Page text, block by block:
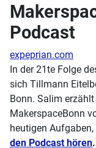
Podcast
expeprian.com
In der 21te Folge
sich Tillmann
Bonn. Salim
MakerspaceBonn
heutigen
den Podcast hören.